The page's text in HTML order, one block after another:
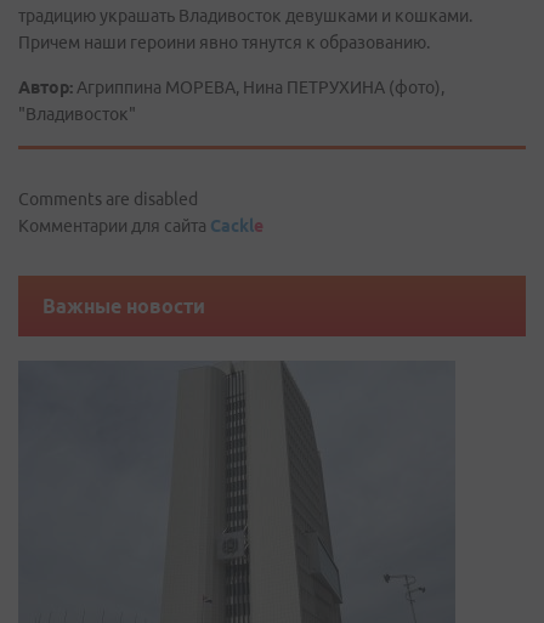
традицию украшать Владивосток девушками и кошками.
Причем наши героини явно тянутся к образованию.
Автор: Агриппина МОРЕВА, Нина ПЕТРУХИНА (фото),
"Владивосток"
Comments are disabled
Комментарии для сайта Cackle
Важные новости